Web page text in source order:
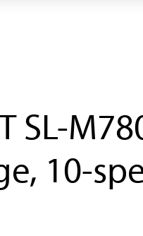
SL-
10-